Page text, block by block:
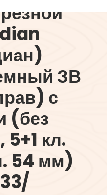
ЗВ
с
(без
кл.
54 мм)